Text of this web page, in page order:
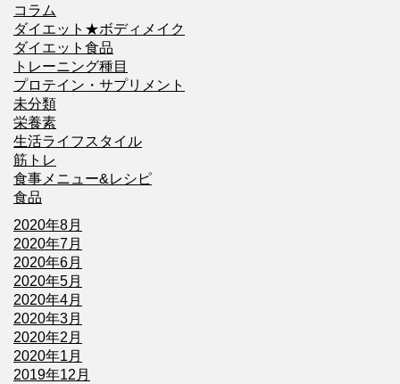
コラム
ダイエット★ボディメイク
ダイエット食品
トレーニング種目
プロテイン・サプリメント
未分類
栄養素
生活ライフスタイル
筋トレ
食事メニュー&レシピ
食品
2020年8月
2020年7月
2020年6月
2020年5月
2020年4月
2020年3月
2020年2月
2020年1月
2019年12月